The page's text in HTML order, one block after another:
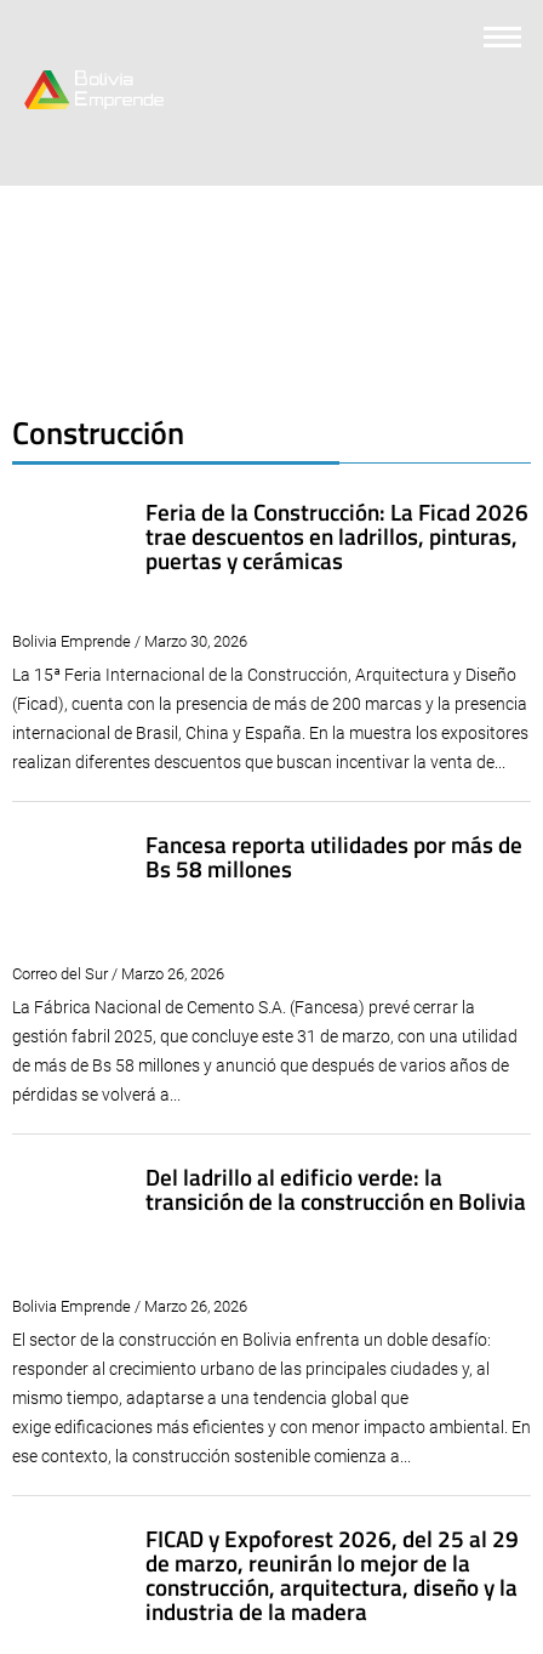
Construcción
Feria de la Construcción: La Ficad 2026
trae descuentos en ladrillos, pinturas,
puertas y cerámicas
Bolivia Emprende / Marzo 30, 2026
La 15ª Feria Internacional de la Construcción, Arquitectura y Diseño
(Ficad), cuenta con la presencia de más de 200 marcas y la presencia
internacional de Brasil, China y España. En la muestra los expositores
realizan diferentes descuentos que buscan incentivar la venta de...
Fancesa reporta utilidades por más de
Bs 58 millones
Correo del Sur / Marzo 26, 2026
La Fábrica Nacional de Cemento S.A. (Fancesa) prevé cerrar la
gestión fabril 2025, que concluye este 31 de marzo, con una utilidad
de más de Bs 58 millones y anunció que después de varios años de
pérdidas se volverá a...
Del ladrillo al edificio verde: la
transición de la construcción en Bolivia
Bolivia Emprende / Marzo 26, 2026
El sector de la construcción en Bolivia enfrenta un doble desafío:
responder al crecimiento urbano de las principales ciudades y, al
mismo tiempo, adaptarse a una tendencia global que
exige edificaciones más eficientes y con menor impacto ambiental. En
ese contexto, la construcción sostenible comienza a...
FICAD y Expoforest 2026, del 25 al 29
de marzo, reunirán lo mejor de la
construcción, arquitectura, diseño y la
industria de la madera